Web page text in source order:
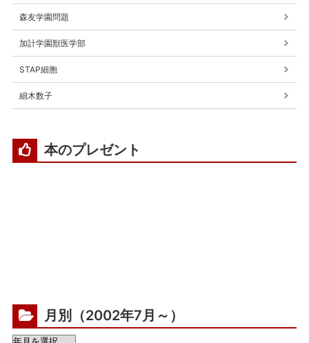
森友学園問題
加計学園獣医学部
STAP細胞
細木数子
本のプレゼント
月別（2002年7月～）